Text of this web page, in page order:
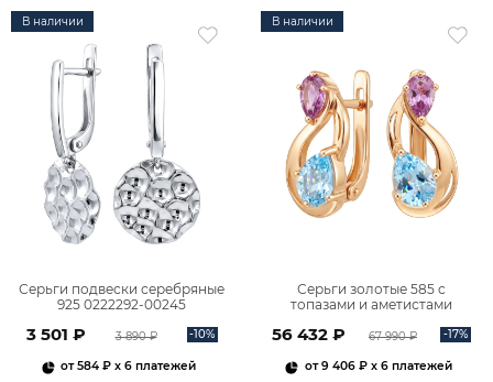
В наличии
Серьги подвески серебряные
925 0222292-00245
3 501 ₽ 3 890 ₽ -10%
от584 ₽ x 6 платежей
В наличии
Серьги золотые 585 с
топазами и аметистами
56 432 ₽ 67 990 ₽ -17%
от9 406 ₽x 6 платежей